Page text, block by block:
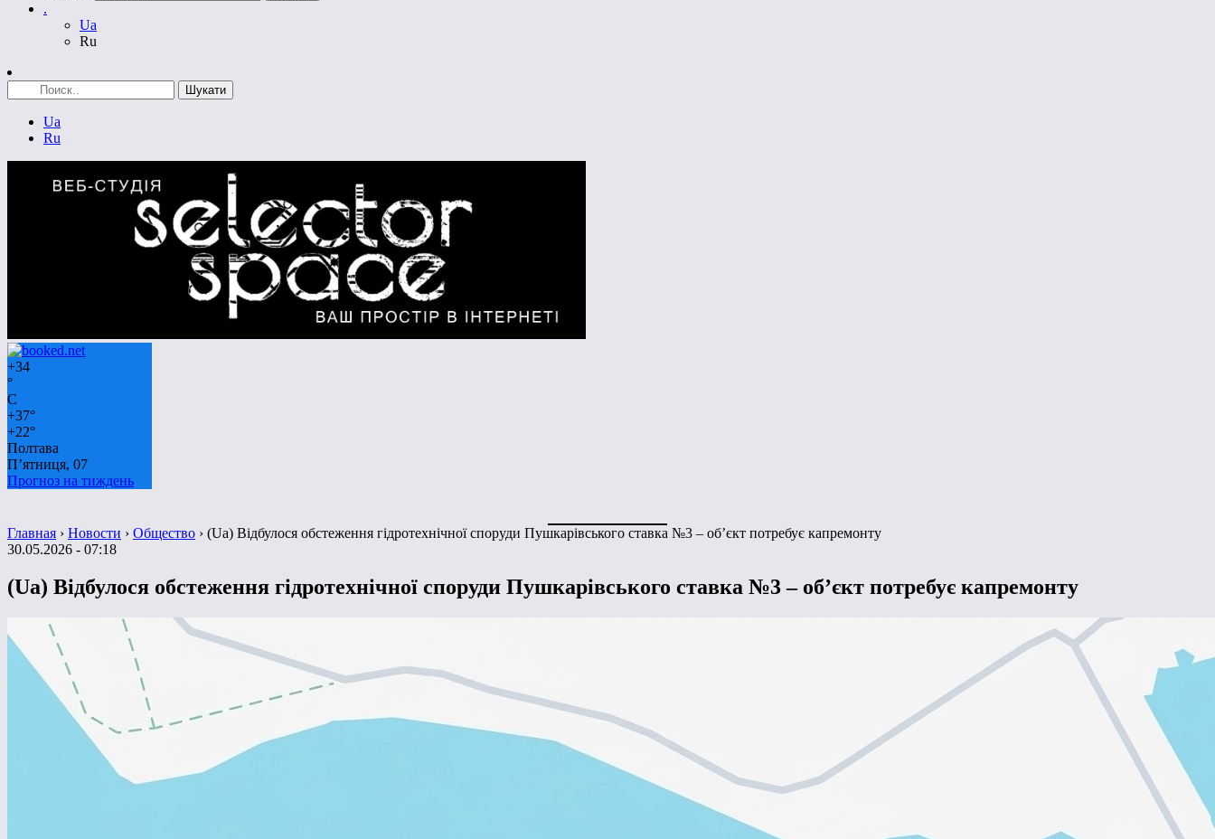
.
Ua
Ru
Ua
Ru
+34
°
C
+37°
+22°
Полтава
П’ятниця, 07
Прогноз на тиждень
Главная › Новости › Общество › (Ua) Відбулося обстеження гідротехнічної споруди Пушкарівського ставка №3 – об’єкт потребує капремонту
30.05.2026 - 07:18
(Ua) Відбулося обстеження гідротехнічної споруди Пушкарівського ставка №3 – об’єкт потребує капремонту